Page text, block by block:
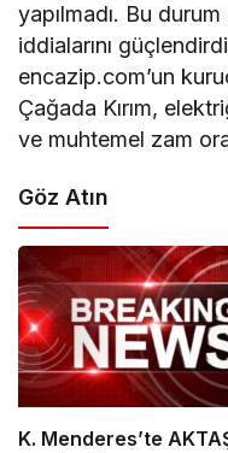
yapılmadı. Bu
iddialarını
encazip.com’un
Çağada Kırım,
ve muhtemel zam
Göz Atın
K. Menderes’te